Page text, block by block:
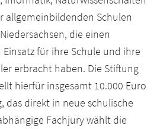
allgemeinbildenden Schulen
die einen
für ihre Schule und ihre
erbracht haben. Die Stiftung
hierfür insgesamt 10.000 Euro
das direkt in neue schulische
Fachjury wählt die